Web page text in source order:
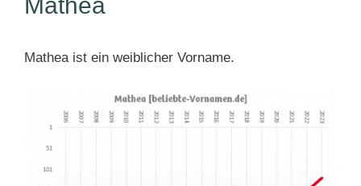
Mathea ist ein weiblicher Vorname.